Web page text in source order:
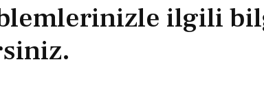
ilgili